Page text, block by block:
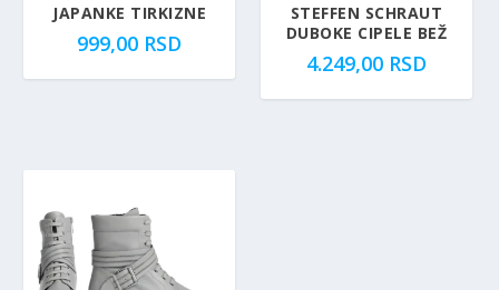
JAPANKE TIRKIZNE
999,00 RSD
STEFFEN SCHRAUT
DUBOKE CIPELE BEŽ
4.249,00 RSD